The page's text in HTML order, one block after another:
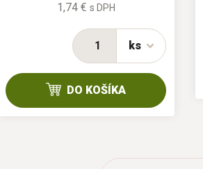
1,74 € s DPH
ks
DO KOŠÍKA